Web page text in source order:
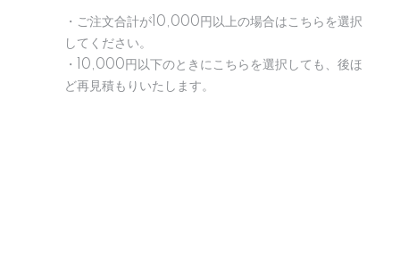
・ご注文合計が10,000円以上の場合はこちらを選択
してください。
・10,000円以下のときにこちらを選択しても、後ほ
ど再見積もりいたします。